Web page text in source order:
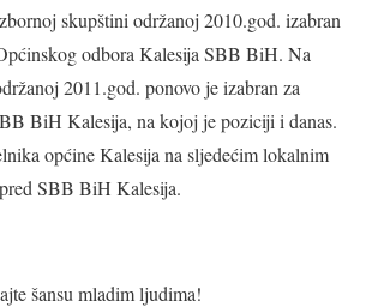
skupštini održanoj 2010.god. izabran
odbora Kalesija SBB BiH. Na
2011.god. ponovo je izabran za
BiH Kalesija, na kojoj je poziciji i danas.
općine Kalesija na sljedećim lokalnim
SBB BiH Kalesija.
šansu mladim ljudima!